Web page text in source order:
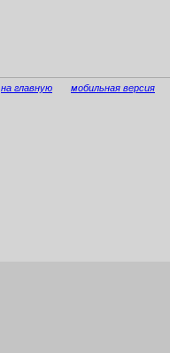
на главную мобильная версия